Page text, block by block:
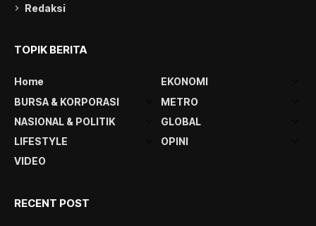
Redaksi
TOPIK BERITA
Home
EKONOMI
BURSA & KORPORASI
METRO
NASIONAL & POLITIK
GLOBAL
LIFESTYLE
OPINI
VIDEO
RECENT POST